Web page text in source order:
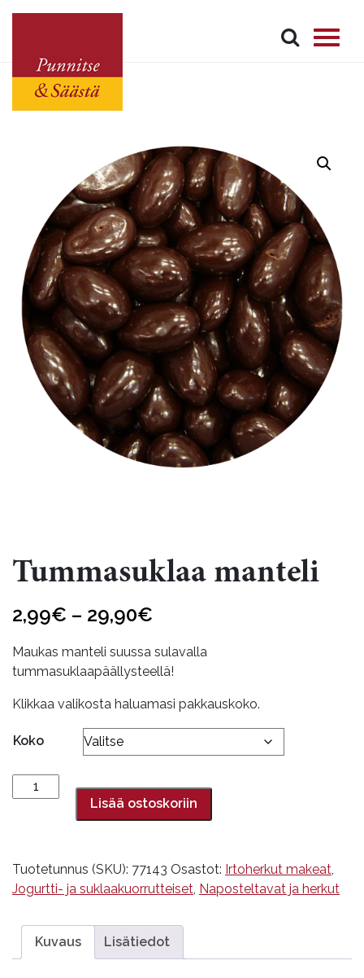
Tummasuklaa manteli
2,99€ – 29,90€
2,99€
-
29,90€
Maukas manteli suussa sulavalla
tummasuklaapäällysteellä!
Klikkaa valikosta haluamasi pakkauskoko.
Koko
Tummasuklaa
manteli
Lisää ostoskoriin
Tuotetunnus (SKU): 77143 Osastot: Irtoherkut makeat
Jogurtti- ja suklaakuorrutteiset Naposteltavat ja herkut
Kuvaus Lisätiedot